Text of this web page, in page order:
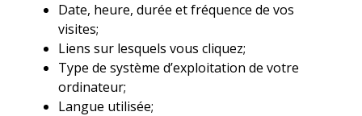
Date, heure, durée et fréquence de vos
visites;
Liens sur lesquels vous cliquez;
Type de système d’exploitation de votre
ordinateur;
Langue utilisée;